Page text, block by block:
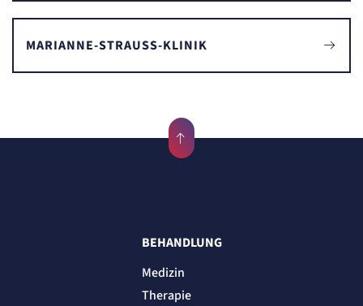
MARIANNE-STRAUSS-KLINIK
BEHANDLUNG
Medizin
Therapie